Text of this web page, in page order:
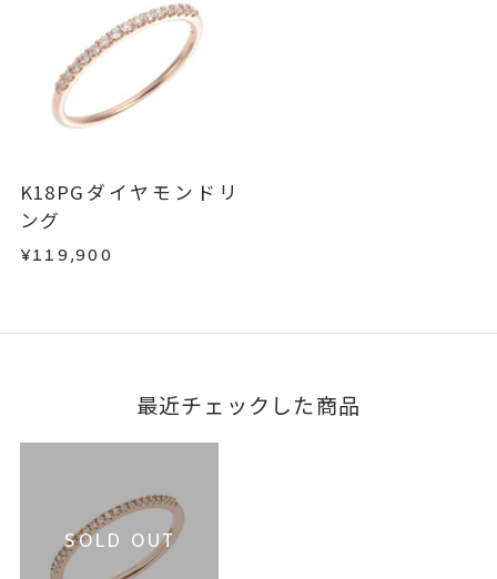
刻印文字数
刻印字体
-
※お急ぎの方はご注文前にお問い合わせくださ
い。事前に現在の納期状況を確認いたします。
お届け予定日はご注文から2営業日以内にメールに
こちら
・過度な交換・返品を繰り返している場合
商品の品質には万全を期しておりますが、万が一
不良品の場合、またはご注文のお品と異なる場合
は、早急に商品を交換させていただきます。
はお問い合わせフォームよりご連絡ください。
この場合の返送料は弊社にて負担いたしますの
で、着払いにてご返送ください。
詳細はこちら
K18PGダイヤモンドリ
ング
¥119,900
最近チェックした商品
SOLD OUT